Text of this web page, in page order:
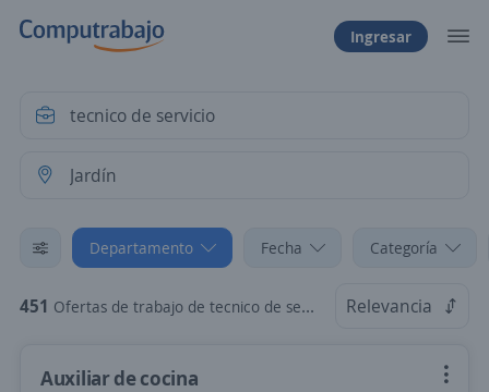
Ingresar
Departamento Fecha Categoría
451 Ofertas de trabajo de tecnico de servicio en Jardín, Antioquia Relevancia
Auxiliar de cocina